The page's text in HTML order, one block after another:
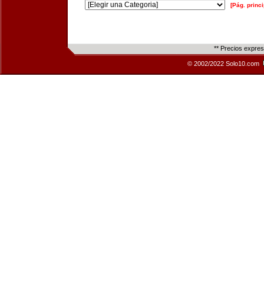
[Pág.
** Precios
© 2002/2022 Solo10.com